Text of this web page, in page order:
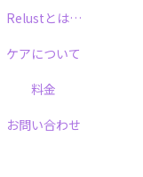
Relustとは…
ケアについて
料金
お問い合わせ